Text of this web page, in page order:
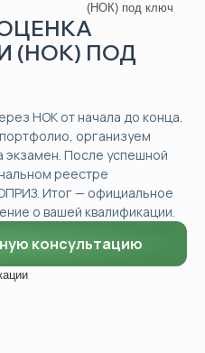
(НОК) под ключ
(НОК) ПОД
НОК от начала до конца.
организуем
экзамен. После успешной
реестре
Итог — официальное
о вашей квалификации.
консультацию